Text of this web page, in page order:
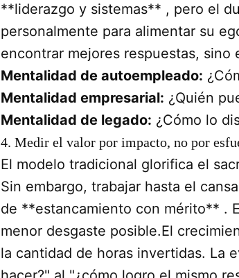
**liderazgo y sistemas** , pero el
personalmente para alimentar su
encontrar mejores respuestas,
Mentalidad de autoempleado:
Mentalidad empresarial: ¿Quién
Mentalidad de legado: ¿Cómo lo
4. Medir el valor por impacto, no por
El modelo tradicional glorifica el
Sin embargo, trabajar hasta el
de **estancamiento con mérito** .
menor desgaste posible.El
la cantidad de horas invertidas. La